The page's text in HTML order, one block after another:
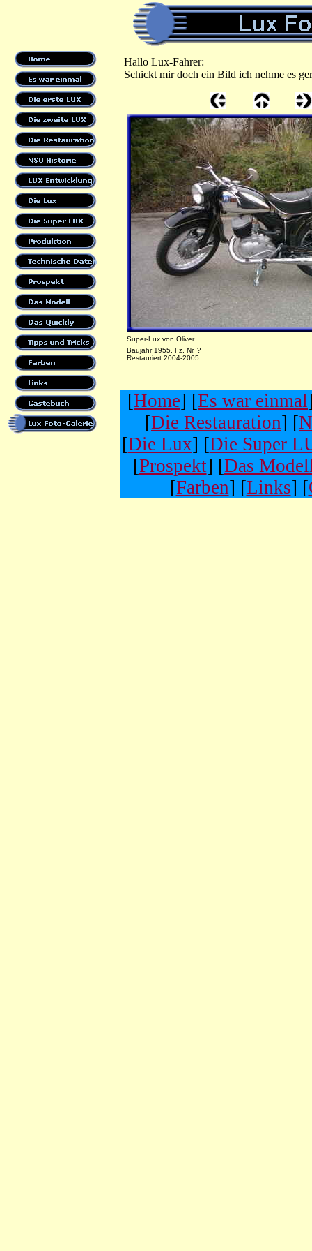
Hallo Lux-Fahrer:
Schickt mir doch ein Bild ich nehme es
Super-Lux von Oliver
Baujahr 1955, Fz. Nr. ?
Restauriert 2004-2005
[Home] [Es war einmal
[Die Restauration] [
[Die Lux] [Die Super
[Prospekt] [Das
[Farben] [Links] [